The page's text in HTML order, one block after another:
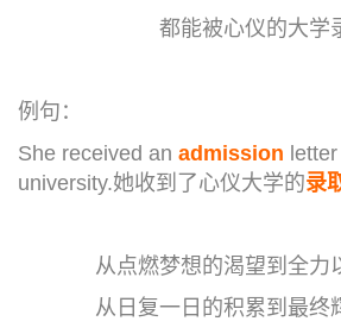
都能被心仪的大学
例句：
She received an admission
university.她收到了心仪大学的录
从点燃梦想的渴望到全力
从日复一日的积累到最终